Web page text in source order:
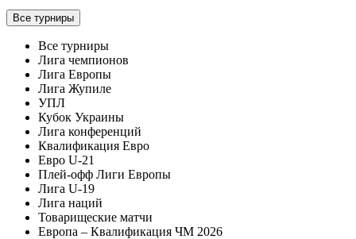
Все турниры
Все турниры
Лига чемпионов
Лига Европы
Лига Жупиле
УПЛ
Кубок Украины
Лига конференций
Квалификация Евро
Евро U-21
Плей-офф Лиги Европы
Лига U-19
Лига наций
Товарищеские матчи
Европа – Квалификация ЧМ 2026